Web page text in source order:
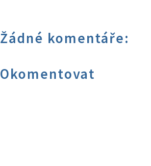
Žádné komentáře:
Okomentovat